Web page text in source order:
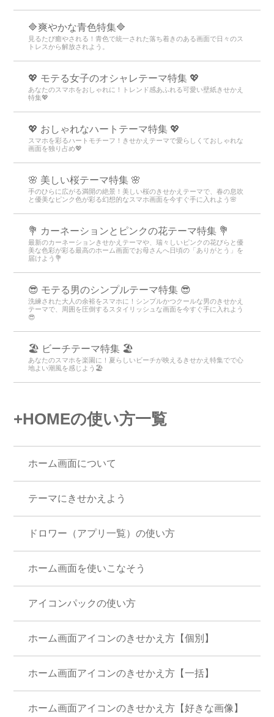
🔷爽やかな青色特集🔷
見るたび癒やされる！青色で統一された落ち着きのある画面で日々のス
トレスから解放されよう。
💖 モテる女子のオシャレテーマ特集 💖
あなたのスマホをおしゃれに！トレンド感あふれる可愛い壁紙きせかえ
特集💖
💖 おしゃれなハートテーマ特集 💖
スマホを彩るハートモチーフ！きせかえテーマで愛らしくておしゃれな
画面を独り占め💖
🌸 美しい桜テーマ特集 🌸
手のひらに広がる満開の絶景！美しい桜のきせかえテーマで、春の息吹
と優美なピンク色が彩る幻想的なスマホ画面を今すぐ手に入れよう🌸
💐 カーネーションとピンクの花テーマ特集 💐
最新のカーネーションきせかえテーマや、瑞々しいピンクの花びらと優
美な色彩が彩る最高のホーム画面でお母さんへ日頃の「ありがとう」を
届けよう💐
😎 モテる男のシンプルテーマ特集 😎
洗練された大人の余裕をスマホに！シンプルかつクールな男のきせかえ
テーマで、周囲を圧倒するスタイリッシュな画面を今すぐ手に入れよう
😎
🏖 ビーチテーマ特集 🏖
あなたのスマホを楽園に！夏らしいビーチが映えるきせかえ特集でで心
地よい潮風を感じよう🏖
+HOMEの使い方一覧
ホーム画面について
テーマにきせかえよう
ドロワー（アプリ一覧）の使い方
ホーム画面を使いこなそう
アイコンパックの使い方
ホーム画面アイコンのきせかえ方【個別】
ホーム画面アイコンのきせかえ方【一括】
ホーム画面アイコンのきせかえ方【好きな画像】